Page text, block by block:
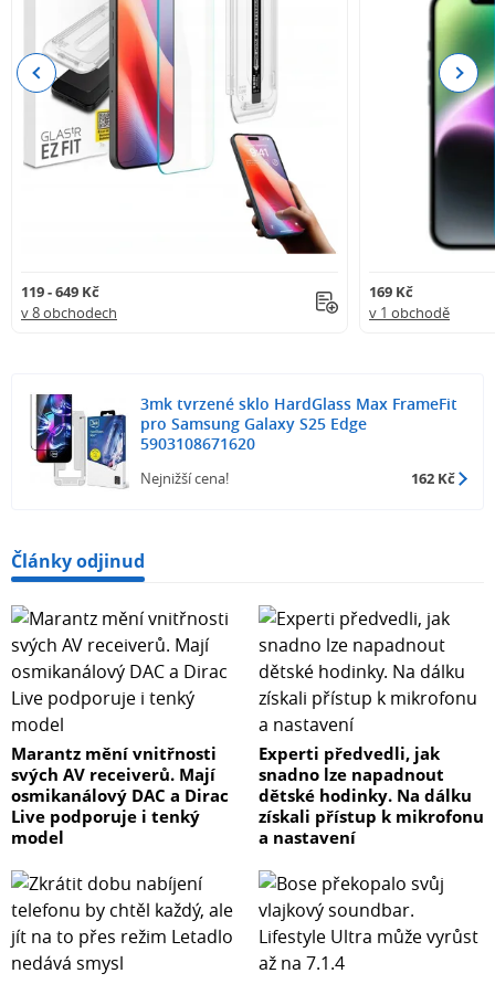
119 - 649 Kč
v 8 obchodech
169 Kč
v 1 obchodě
Previous Next
3mk tvrzené sklo HardGlass Max FrameFit
pro Samsung Galaxy S25 Edge
5903108671620
Nejnižší cena! 162 Kč
Články odjinud
Marantz mění vnitřnosti
svých AV receiverů. Mají
osmikanálový DAC a Dirac
Live podporuje i tenký
model
Experti předvedli, jak
snadno lze napadnout
dětské hodinky. Na dálku
získali přístup k mikrofonu
a nastavení